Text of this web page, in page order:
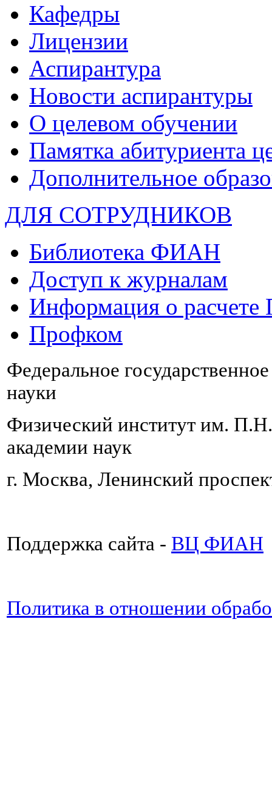
Кафедры
Лицензии
Аспирантура
Новости аспирантуры
О целевом обучении
Памятка абитуриента
Дополнительное
ДЛЯ СОТРУДНИКОВ
Библиотека ФИАН
Доступ к журналам
Информация о
Профком
Федеральное
науки
Физический институт им.
академии наук
г. Москва, Ленинский
Поддержка сайта - ВЦ ФИАН
Политика в отношении